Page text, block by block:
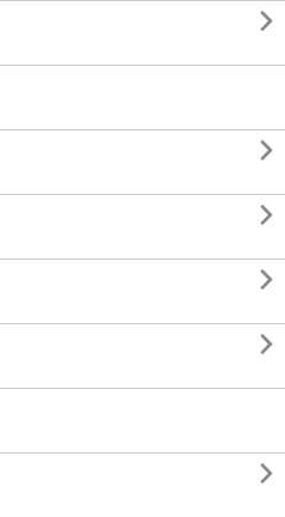





